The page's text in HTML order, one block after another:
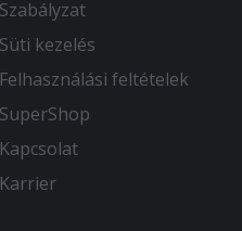
Szabályzat
Süti kezelés
Felhasználási feltételek
SuperShop
Kapcsolat
Karrier